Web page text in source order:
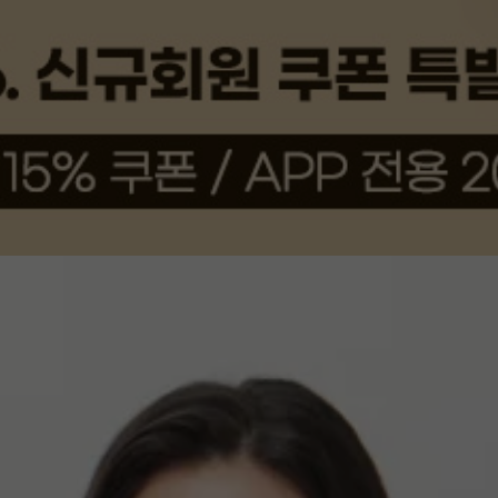
상품평(40)